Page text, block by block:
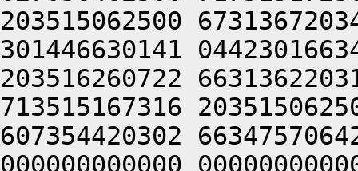
203515062500
301446630141
203516260722
713515167316
607354420302
000000000000